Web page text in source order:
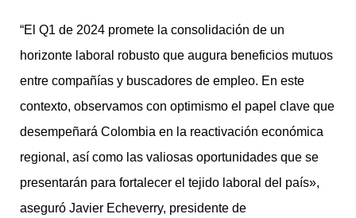
“El Q1 de 2024 promete la consolidación de un
horizonte laboral robusto que augura beneficios mutuos
entre compañías y buscadores de empleo. En este
contexto, observamos con optimismo el papel clave que
desempeñará Colombia en la reactivación económica
regional, así como las valiosas oportunidades que se
presentarán para fortalecer el tejido laboral del país»,
aseguró Javier Echeverry, presidente de